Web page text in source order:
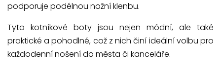
podporuje podélnou nožní klenbu.
Tyto kotníkové boty jsou nejen módní, ale také
praktické a pohodlné, což z nich činí ideální volbu pro
každodenní nošení do města či kanceláře.